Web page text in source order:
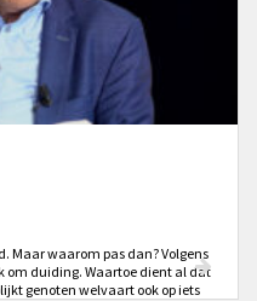
Maar waarom pas dan? Volgens
om duiding. Waartoe dient al dat
genoten welvaart ook op iets